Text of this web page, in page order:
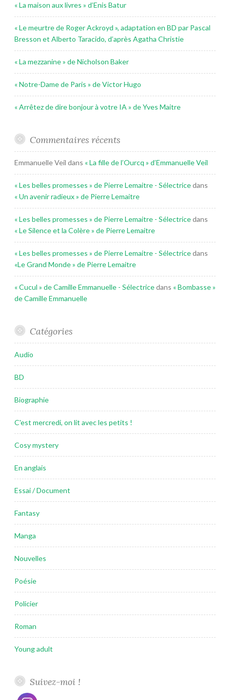
« La maison aux livres » d’Enis Batur
« Le meurtre de Roger Ackroyd », adaptation en BD par Pascal
Bresson et Alberto Taracido, d’après Agatha Christie
« La mezzanine » de Nicholson Baker
« Notre-Dame de Paris » de Victor Hugo
« Arrêtez de dire bonjour à votre IA » de Yves Maitre
Commentaires récents
Emmanuelle Veil dans « La fille de l’Ourcq » d’Emmanuelle Veil
« Les belles promesses » de Pierre Lemaitre - Sélectricedans
« Un avenir radieux » de Pierre Lemaitre
« Les belles promesses » de Pierre Lemaitre - Sélectricedans
« Le Silence et la Colère » de Pierre Lemaitre
« Les belles promesses » de Pierre Lemaitre - Sélectricedans
«Le Grand Monde » de Pierre Lemaitre
« Cucul » de Camille Emmanuelle - Sélectricedans « Bombasse »
de Camille Emmanuelle
Catégories
Audio
BD
Biographie
C'est mercredi, on lit avec les petits !
Cosy mystery
En anglais
Essai / Document
Fantasy
Manga
Nouvelles
Poésie
Policier
Roman
Young adult
Suivez-moi !